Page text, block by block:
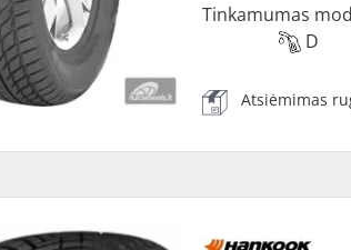
Tinkamumas
D
Atsiėmimas